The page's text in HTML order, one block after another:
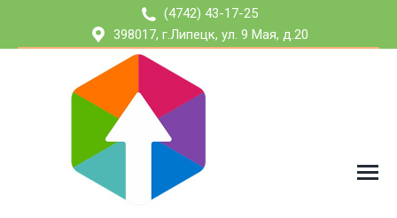
(4742) 43-17-25
398017, г.Липецк, ул. 9 Мая, д.20